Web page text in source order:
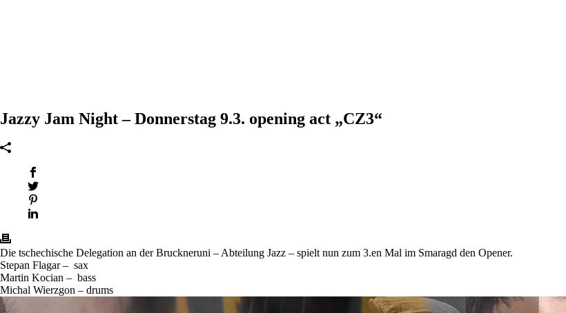
Jazzy Jam Night – Donnerstag 9.3. opening act „CZ3“
Die tschechische Delegation an der Bruckneruni – Abteilung Jazz – spielt nun zum 3.en Mal im Smaragd den Opener.
Stepan Flagar – sax
Martin Kocian – bass
Michal Wierzgon – drums